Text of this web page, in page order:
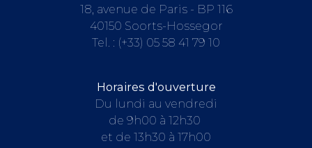
18, avenue de Paris - BP 116
40150 Soorts-Hossegor
Tel. : (+33) 05 58 41 79 10
Horaires d'ouverture
Du lundi au vendredi
de 9h00 à 12h30
et de 13h30 à 17h00